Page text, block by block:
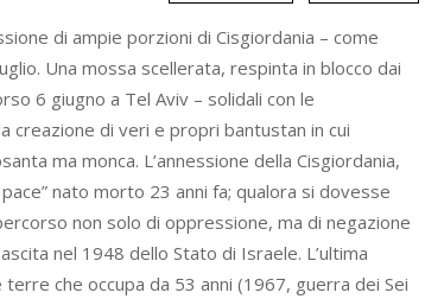
di ampie porzioni di Cisgiordania – come
Una mossa scellerata, respinta in blocco dai
6 giugno a Tel Aviv – solidali con le
creazione di veri e propri bantustan in cui
ma monca. L’annessione della Cisgiordania,
nato morto 23 anni fa; qualora si dovesse
non solo di oppressione, ma di negazione
nel 1948 dello Stato di Israele. L’ultima
che occupa da 53 anni (1967, guerra dei Sei